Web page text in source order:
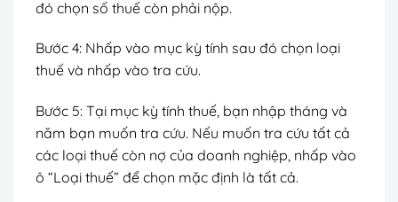
đó chọn số thuế còn phải nộp.
Bước 4: Nhấp vào mục kỳ tính sau đó chọn loại
thuế và nhấp vào tra cứu.
Bước 5: Tại mục kỳ tính thuế, bạn nhập tháng và
năm bạn muốn tra cứu. Nếu muốn tra cứu tất cả
các loại thuế còn nợ của doanh nghiệp, nhấp vào
ô “Loại thuế” để chọn mặc định là tất cả.